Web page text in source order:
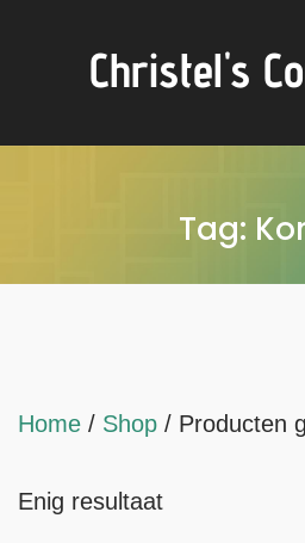
Christel's
Tag:
Home / Shop / Producten
Enig resultaat